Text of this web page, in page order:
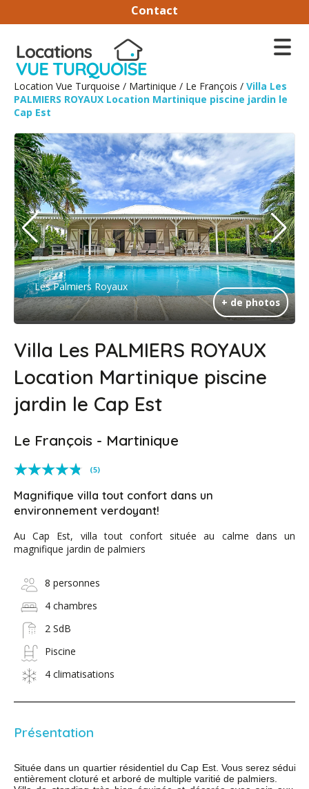
Contact
Location Vue Turquoise / Martinique / Le François / Villa Les
PALMIERS ROYAUX Location Martinique piscine jardin le
Cap Est
+ de photos
Les Palmiers Royaux
Villa Les PALMIERS ROYAUX
Location Martinique piscine
jardin le Cap Est
Le François - Martinique
(5)
Magnifique villa tout confort dans un
environnement verdoyant!
Au Cap Est, villa tout confort située au calme dans un
magnifique jardin de palmiers
8 personnes
4 chambres
2 SdB
Piscine
4 climatisations
Présentation
Située dans un quartier résidentiel du Cap Est. Vous serez séduit
entièrement cloturé et arboré de multiple varitié de palmiers.